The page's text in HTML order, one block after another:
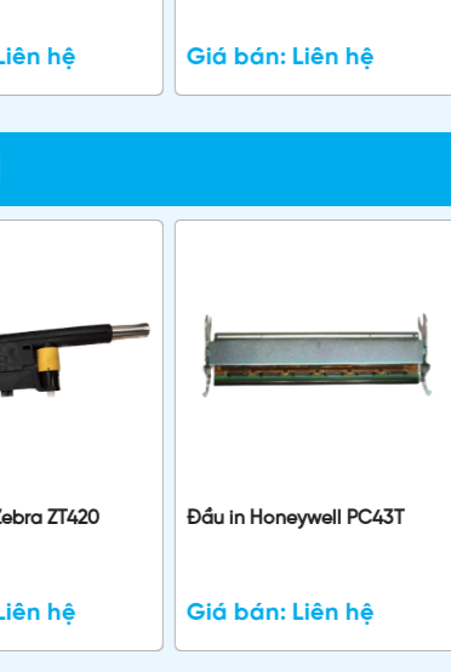
hệ Giá bán: Liên hệ
ZT420
hệ
Đầu in Honeywell PC43T
Giá bán: Liên hệ